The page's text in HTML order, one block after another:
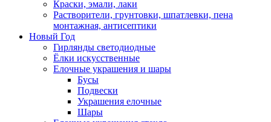
Краски, эмали, лаки
Растворители, грунтовки, шпатлевки, пена
монтажная, антисептики
Новый Год
Гирлянды светодиодные
Ёлки искусственные
Елочные украшения и шары
Бусы
Подвески
Украшения елочные
Шары